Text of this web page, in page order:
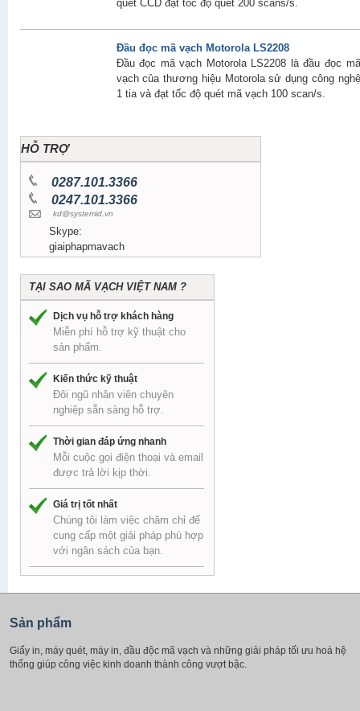
quét CCD đạt tốc độ quét 200 scans/s.
Đầu đọc mã vạch Motorola LS2208
Đầu đọc mã vạch Motorola LS2208 là đầu đọc mã
vạch của thương hiệu Motorola sử dụng công nghệ
1 tia và đạt tốc độ quét mã vạch 100 scan/s.
HỖ TRỢ
0287.101.3366
0247.101.3366
kd@systemid.vn
Skype:
giaiphapmavach
TẠI SAO MÃ VẠCH VIỆT NAM ?
Dịch vụ hỗ trợ khách hàng
Miễn phí hỗ trợ kỹ thuật cho
sản phẩm.
Kiến thức kỹ thuật
Đôi ngũ nhân viên chuyên
nghiệp sẵn sàng hỗ trợ.
Thời gian đáp ứng nhanh
Mỗi cuộc gọi điện thoại và email
được trả lời kịp thời.
Giá trị tốt nhất
Chúng tôi làm việc chăm chỉ để
cung cấp một giải pháp phù hợp
với ngân sách của bạn.
Sản phẩm
Giấy in, máy quét, máy in, đầu độc mã vạch và những giải pháp tối ưu hoá hệ
thống giúp công việc kinh doanh thành công vượt bậc.